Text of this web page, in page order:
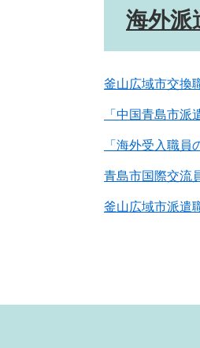
海外派
釜山広域市交換
「中国青島市派
「海外受入職員
青島市国際交流
釜山広域市派遣